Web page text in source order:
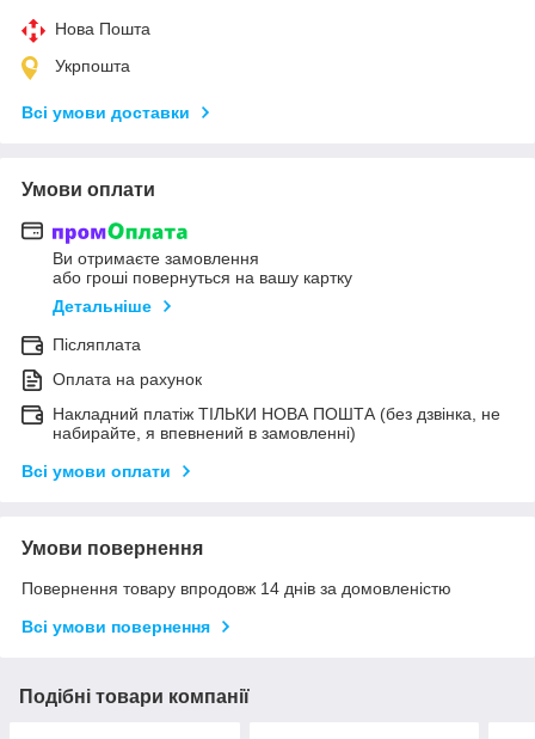
Нова Пошта
Укрпошта
Всі умови доставки
Умови оплати
Ви отримаєте замовлення
або гроші повернуться на вашу картку
Детальніше
Післяплата
Оплата на рахунок
Накладний платіж ТІЛЬКИ НОВА ПОШТА (без дзвінка, не
набирайте, я впевнений в замовленні)
Всі умови оплати
Умови повернення
Повернення товару впродовж 14 днів за домовленістю
Всі умови повернення
Подібні товари компанії